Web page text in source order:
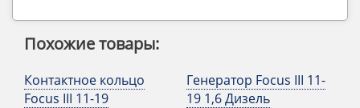
Похожие товары:
Контактное кольцо
Focus III 11-19
Генератор Focus III 11-
19 1,6 Дизель